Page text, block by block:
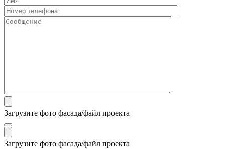
Загрузите фото фасада/файл проекта
Загрузите фото фасада/файл проекта